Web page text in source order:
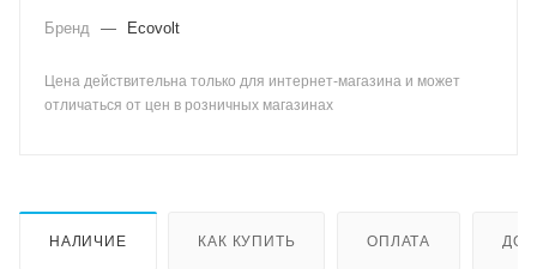
Бренд — Ecovolt
Цена действительна только для интернет-магазина и может
отличаться от цен в розничных магазинах
НАЛИЧИЕ КАК КУПИТЬ ОПЛАТА